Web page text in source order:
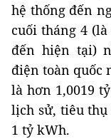
hệ thống đến
cuối tháng 4
đến hiện tại)
điện toàn quốc
là hơn 1,0019
lịch sử, tiêu
1 tỷ kWh.